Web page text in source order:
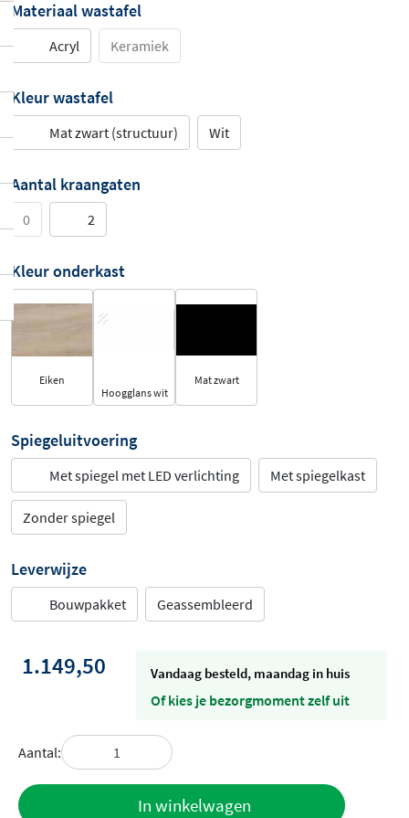
Materiaal wastafel
Acryl Keramiek
Kleur wastafel
Mat zwart (structuur) Wit
Aantal kraangaten
0 2
Kleur onderkast
Eiken
Hoogglans wit
Mat zwart
Spiegeluitvoering
Met spiegel met LED verlichting Met spiegelkast
Zonder spiegel
Leverwijze
Bouwpakket Geassembleerd
1.149,50 vandaag besteld, maandag in huis
Of kies je bezorgmoment zelf uit
Aantal:
In winkelwagen